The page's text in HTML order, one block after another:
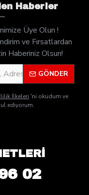
Haberler
Üye Olun !
ve Fırsatlardan
Haberiniz Olsun!
GÖNDER
İlkeleri 'ni okudum ve
ediyorum.
02